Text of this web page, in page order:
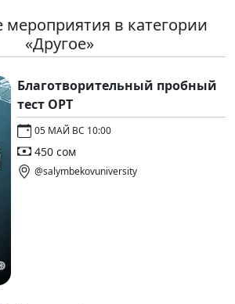
в категории
«Другое»
Благотворительный пробный
тест ОРТ
05 МАЙ ВС 10:00
450 сом
@salymbekovuniversity